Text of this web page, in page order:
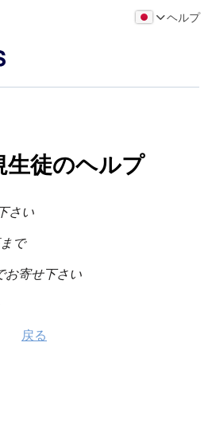
ヘルプ
徒のヘルプ
さい
で
お寄せ下さい
戻る